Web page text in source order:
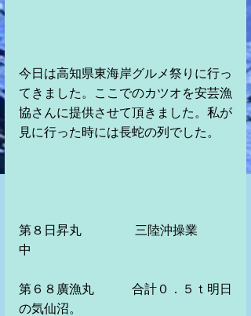
今日は高知県東海岸グルメ祭りに行っ
てきました。ここでのカツオを安芸漁
協さんに提供させて頂きました。私が
見に行った時には長蛇の列でした。
第８日昇丸　　　　 三陸沖操業
中
第６８廣漁丸　　　合計０．５ｔ明日
の気仙沼。